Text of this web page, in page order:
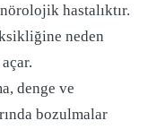
hastalıktır.
neden
denge ve
bozulmalar